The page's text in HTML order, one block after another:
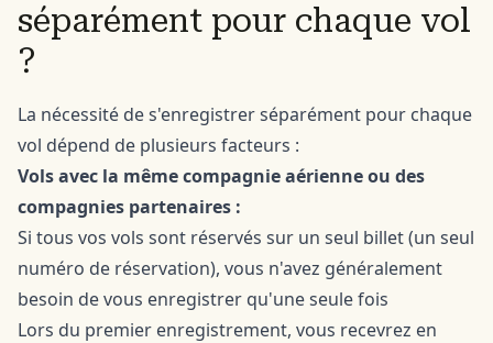
séparément pour chaque vol
?
La nécessité de s'enregistrer séparément pour chaque
vol dépend de plusieurs facteurs :
Vols avec la même compagnie aérienne ou des
compagnies partenaires :
Si tous vos vols sont réservés sur un seul billet (un seul
numéro de réservation), vous n'avez généralement
besoin de vous enregistrer qu'une seule fois
Lors du premier enregistrement, vous recevrez en